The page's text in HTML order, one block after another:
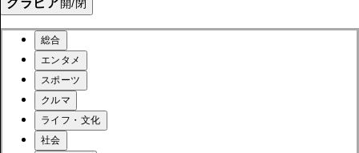
開/閉
総合
エンタメ
スポーツ
クルマ
ライフ・文化
社会